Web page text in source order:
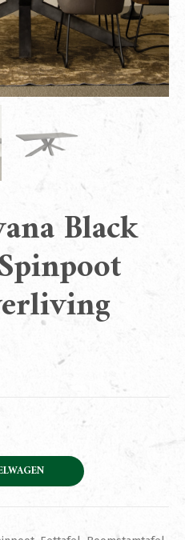
Black
Spinpoot 260cm